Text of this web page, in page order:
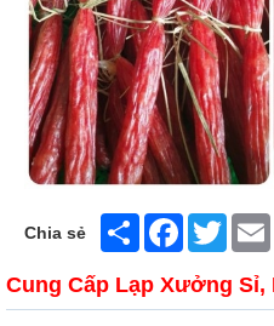
Hàng Tiêu Dùng
Xây Dựng
Tổng Hợp
Chia sẻ Share FacebookTwitter
Cung Cấp Lạp Xưởng Sỉ,